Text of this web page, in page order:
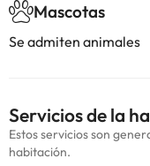
Mascotas
Se admiten animales
Servicios de la
Estos servicios son
habitación.